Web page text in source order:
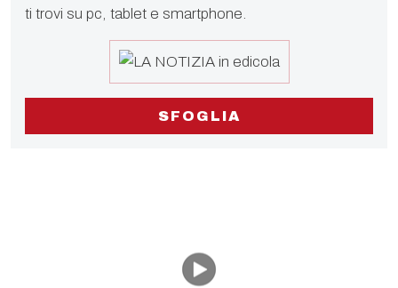
ti trovi su pc, tablet e smartphone.
SFOGLIA